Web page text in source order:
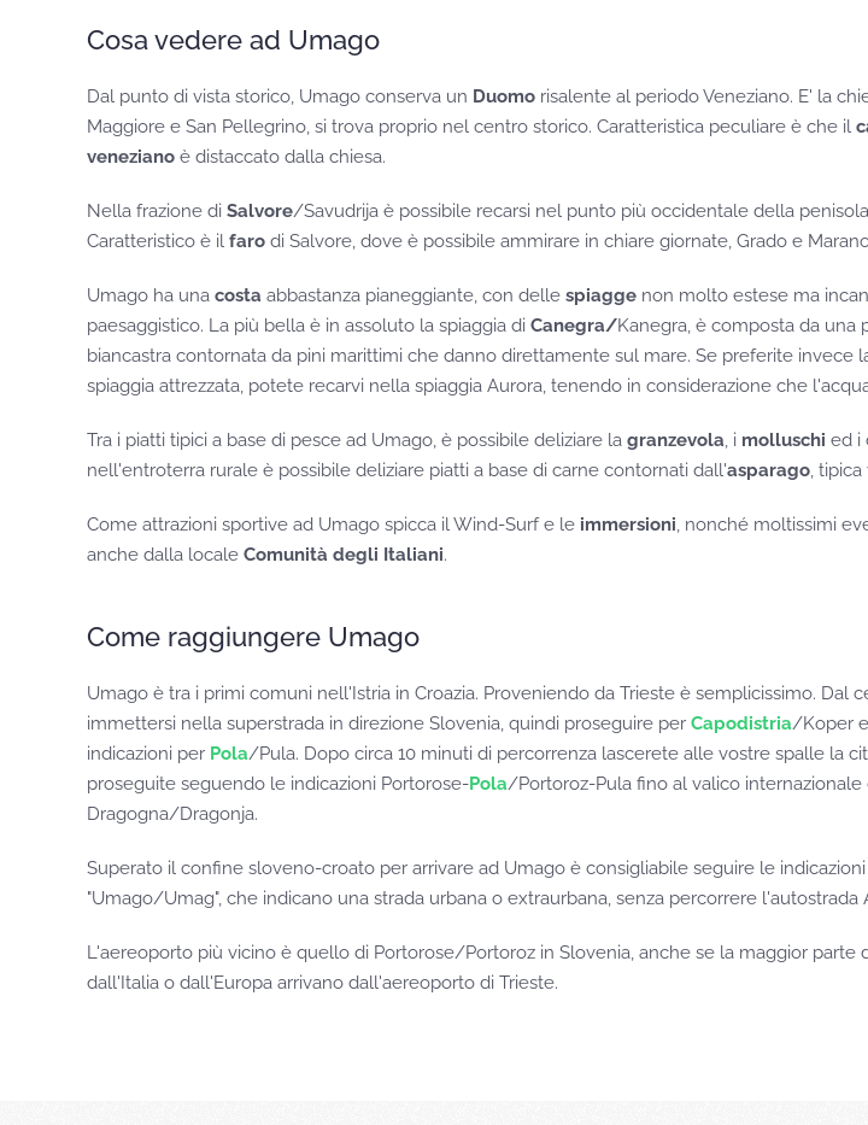
Cosa vedere ad Umago
Dal punto di vista storico, Umago conserva un Duomo risalente al periodo Veneziano. E' la
Maggiore e San Pellegrino, si trova proprio nel centro storico. Caratteristica peculiare è che il
veneziano è distaccato dalla chiesa.
Nella frazione di Salvore/Savudrija è possibile recarsi nel punto più occidentale della
Caratteristico è il faro di Salvore, dove è possibile ammirare in chiare giornate, Grado e
Umago ha una costa abbastanza pianeggiante, con delle spiagge non molto estese ma
paesaggistico. La più bella è in assoluto la spiaggia di Canegra/Kanegra, è composta da una
biancastra contornata da pini marittimi che danno direttamente sul mare. Se preferite invece
spiaggia attrezzata, potete recarvi nella spiaggia Aurora, tenendo in considerazione che
Tra i piatti tipici a base di pesce ad Umago, è possibile deliziare la granzevola, i molluschi ed i
nell'entroterra rurale è possibile deliziare piatti a base di carne contornati dall'asparago, tipica
Come attrazioni sportive ad Umago spicca il Wind-Surf e le immersioni, nonché moltissimi
anche dalla locale Comunità degli Italiani.
Come raggiungere Umago
Umago è tra i primi comuni nell'Istria in Croazia. Proveniendo da Trieste è semplicissimo. Dal
immettersi nella superstrada in direzione Slovenia, quindi proseguire per Capodistria/Koper
indicazioni per Pola/Pula. Dopo circa 10 minuti di percorrenza lascerete alle vostre spalle la
proseguite seguendo le indicazioni Portorose-Pola/Portoroz-Pula fino al valico internazionale
Dragogna/Dragonja.
Superato il confine sloveno-croato per arrivare ad Umago è consigliabile seguire le
"Umago/Umag", che indicano una strada urbana o extraurbana, senza percorrere l'autostrada
L'aereoporto più vicino è quello di Portorose/Portoroz in Slovenia, anche se la maggior parte
dall'Italia o dall'Europa arrivano dall'aereoporto di Trieste.